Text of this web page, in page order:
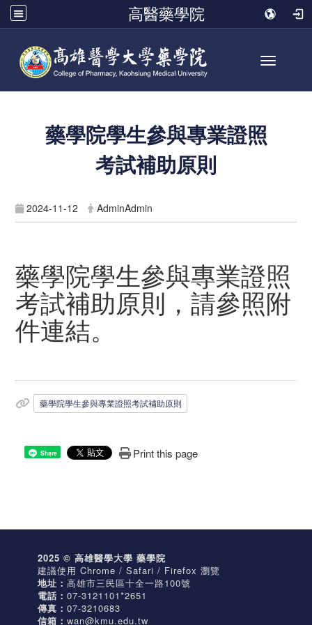
高醫藥學院
Toggle
藥學院學生參與專業證照
考試補助原則
2024-11-12 AdminAdmin
藥學院學生參與專業證照
考試補助原則，請參照附
件連結。
藥學院學生參與專業證照考試補助原則
Share Print this page
2025 © 高雄醫學大學 藥學院
建議使用 Chrome / Safari / Firefox 瀏覽
地址： 高雄市三民區十全一路100號
電話： 07-3121101*2651
傳真： 07-3210683
信箱： wan@kmu.edu.tw